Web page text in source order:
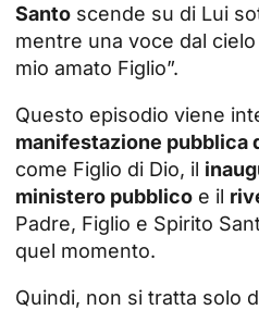
Santo scende su di Lui
mentre una voce dal
mio amato Figlio”.
Questo episodio viene
manifestazione pubblica
come Figlio di Dio, il
ministero pubblico e il
Padre, Figlio e Spirito
quel momento.
Quindi, non si tratta solo